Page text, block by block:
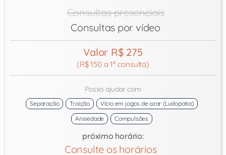
Consultas presenciais
Consultas por vídeo
Valor R$ 275
(R$ 150 a 1ª consulta)
Posso ajudar com
Separação Traição
Vício em jogos de azar (Ludopatia)
Ansiedade
Compulsões
próximo horário:
Consulte os horários